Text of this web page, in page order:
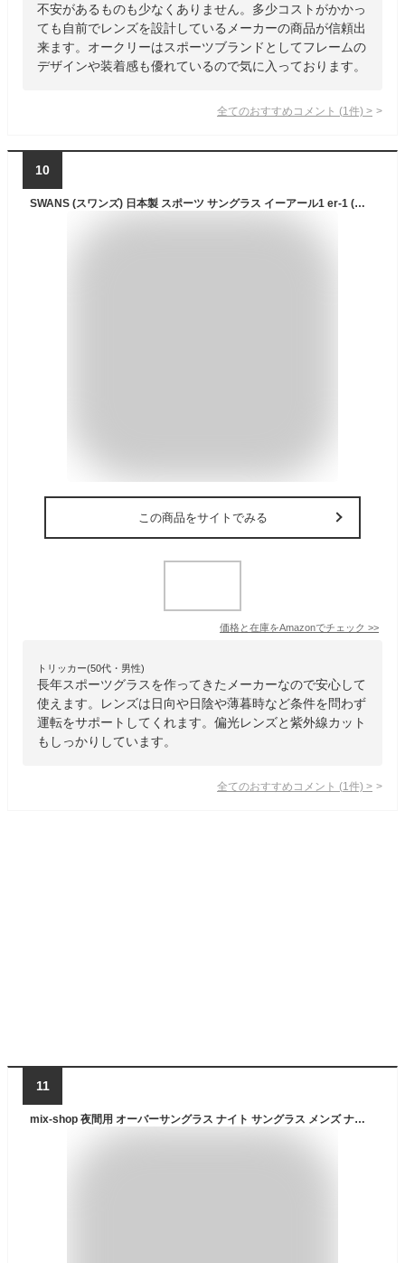
不安があるものも少なくありません。多少コストがかかっ
ても自前でレンズを設計しているメーカーの商品が信頼出
来ます。オークリーはスポーツブランドとしてフレームの
デザインや装着感も優れているので気に入っております。
全てのおすすめコメント (1 件) >
10
SWANS (スワンズ) 日本製 スポーツ サングラス イーアール1 er-1 (ゴルフ ドライブ フィッシング アウトドア用) ER1-0168_MBK 0168 MBK マットブラック×デミスモーク/偏光ULTRAライトグリーン(両面マルチ)
この商品をサイトでみる
価格と在庫をAmazonでチェック >>
トリッカー(50代・男性)
長年スポーツグラスを作ってきたメーカーなので安心して
使えます。レンズは日向や日陰や薄暮時など条件を問わず
運転をサポートしてくれます。偏光レンズと紫外線カット
もしっかりしています。
全てのおすすめコメント (1 件) >
11
mix-shop 夜間用 オーバーサングラス ナイト サングラス メンズ ナイト 夜間運転用 ドライブ 夜間 サングラス 夜釣 夜間 メガネ 夜間 ランニング 昼夜兼用 スポーツ UV400 紫外線カット 男女兼用 両親ギフト 誕生日 プレゼント